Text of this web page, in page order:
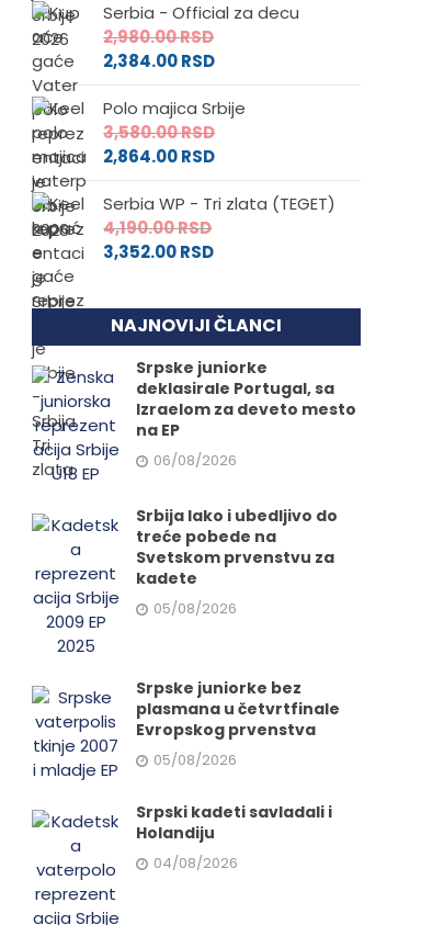
Serbia - Official za decu
2,980.00RSD
2,384.00RSD
Polo majica Srbije
3,580.00RSD
2,864.00RSD
Serbia WP - Tri zlata (TEGET)
4,190.00RSD
3,352.00RSD
NAJNOVIJI ČLANCI
Srpske juniorke
deklasirale Portugal, sa
Izraelom za deveto mesto
na EP
06/08/2026
Srbija lako i ubedljivo do
treće pobede na
Svetskom prvenstvu za
kadete
05/08/2026
Srpske juniorke bez
plasmana u četvrtfinale
Evropskog prvenstva
05/08/2026
Srpski kadeti savladali i
Holandiju
04/08/2026